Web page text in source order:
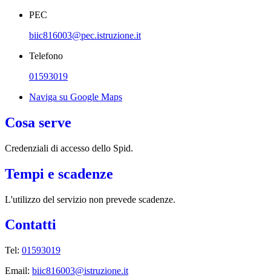
PEC
biic816003@pec.istruzione.it
Telefono
01593019
Naviga su Google Maps
Cosa serve
Credenziali di accesso dello Spid.
Tempi e scadenze
L'utilizzo del servizio non prevede scadenze.
Contatti
Tel: 01593019
Email: biic816003@istruzione.it